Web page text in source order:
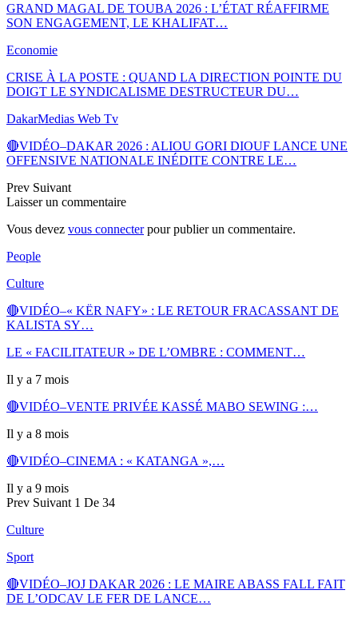
GRAND MAGAL DE TOUBA 2026 : L’ÉTAT RÉAFFIRME
SON ENGAGEMENT, LE KHALIFAT…
Economie
CRISE À LA POSTE : QUAND LA DIRECTION POINTE DU
DOIGT LE SYNDICALISME DESTRUCTEUR DU…
DakarMedias Web Tv
🔴VIDÉO–DAKAR 2026 : ALIOU GORI DIOUF LANCE UNE
OFFENSIVE NATIONALE INÉDITE CONTRE LE…
Prev Suivant
Laisser un commentaire
Vous devez vous connecterpour publier un commentaire.
People
Culture
🔴VIDÉO–« KËR NAFY» : LE RETOUR FRACASSANT DE
KALISTA SY…
LE « FACILITATEUR » DE L’OMBRE : COMMENT…
Il y a 7 mois
🔴VIDÉO–VENTE PRIVÉE KASSÉ MABO SEWING :…
Il y a 8 mois
🔴VIDÉO–CINEMA : « KATANGA »,…
Il y a 9 mois
Prev Suivant 1 De 34
Culture
Sport
🔴VIDÉO–JOJ DAKAR 2026 : LE MAIRE ABASS FALL FAIT
DE L’ODCAV LE FER DE LANCE…